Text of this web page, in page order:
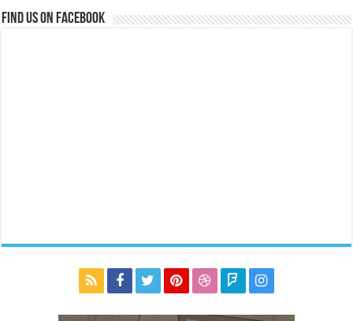
Find us on Facebook